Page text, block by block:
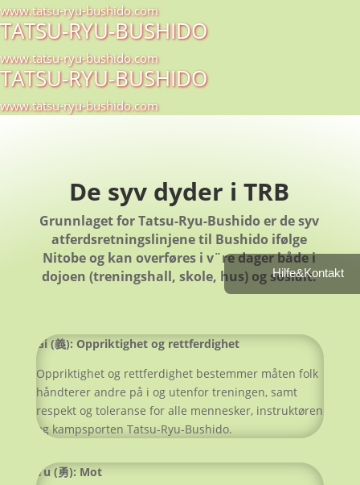
www.tatsu-ryu-bushido.com
TATSU-RYU-BUSHIDO
www.tatsu-ryu-bushido.com
TATSU-RYU-BUSHIDO
www.tatsu-ryu-bushido.com
De syv dyder i TRB
Grunnlaget for Tatsu-Ryu-Bushido er de syv
atferdsretningslinjene til Bushido ifølge
Nitobe og kan overføres i v¨re dager både i
dojoen (treningshall, skole, hus) og sosialt.
Gi (義): Oppriktighet og rettferdighet
Oppriktighet og rettferdighet bestemmer måten folk
håndterer andre på i og utenfor treningen, samt
respekt og toleranse for alle mennesker, instruktøren
og kampsporten Tatsu-Ryu-Bushido.
Yu (勇): Mot
Hilfe&Kontakt